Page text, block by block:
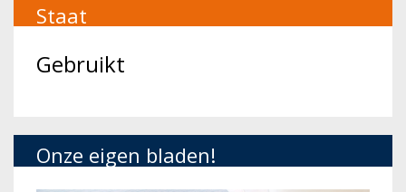
Staat
Gebruikt
Onze eigen bladen!